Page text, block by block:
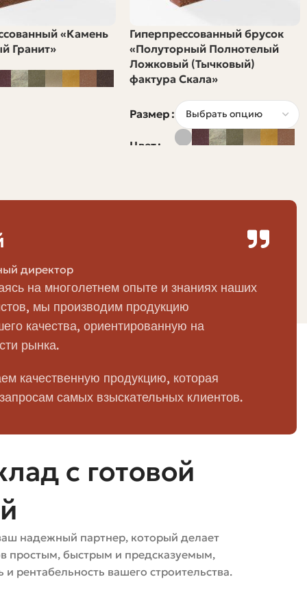
оштукатурить или отделать фасадными
Один и тот же кирпич в разном формате может
цену также закладывается гарантия, сорт, и
не только цифры, но и условия поставки.
за разгрузку, чем тратить лишние часы и
подсчёте:
«Камень
Гранит»
Гиперпрессованный брусок
«Полуторный Полнотелый
Ложковый (Тычковый)
фактура Скала»
Размер
Цвет
директор
на многолетнем опыте и знаниях наших
мы производим продукцию
качества, ориентированную на
рынка.
качественную продукцию, которая
самых взыскательных клиентов.
с готовой
надежный партнер, который делает
простым, быстрым и предсказуемым,
рентабельность вашего строительства.